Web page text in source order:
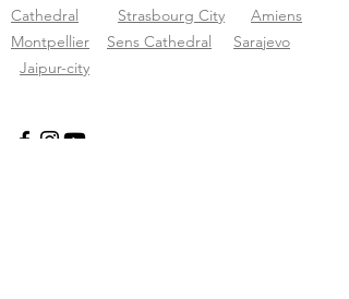
Cathedral
Strasbourg City
Amiens
Montpellier
Sens Cathedral
Sarajevo
Jaipur-city